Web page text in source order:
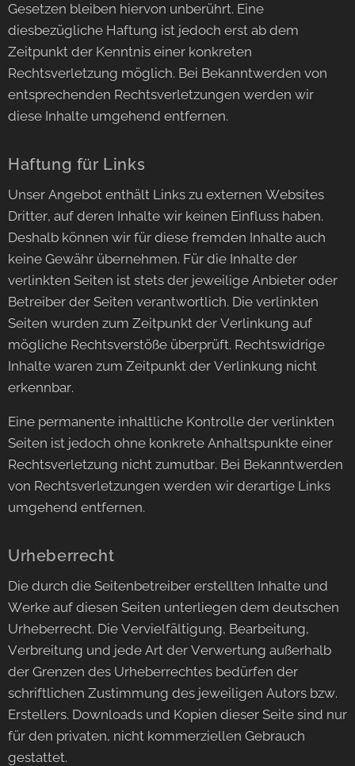
Gesetzen bleiben hiervon unberührt. Eine
diesbezügliche Haftung ist jedoch erst ab dem
Zeitpunkt der Kenntnis einer konkreten
Rechtsverletzung möglich. Bei Bekanntwerden von
entsprechenden Rechtsverletzungen werden wir
diese Inhalte umgehend entfernen.
Haftung für Links
Unser Angebot enthält Links zu externen Websites
Dritter, auf deren Inhalte wir keinen Einfluss haben.
Deshalb können wir für diese fremden Inhalte auch
keine Gewähr übernehmen. Für die Inhalte der
verlinkten Seiten ist stets der jeweilige Anbieter oder
Betreiber der Seiten verantwortlich. Die verlinkten
Seiten wurden zum Zeitpunkt der Verlinkung auf
mögliche Rechtsverstöße überprüft. Rechtswidrige
Inhalte waren zum Zeitpunkt der Verlinkung nicht
erkennbar.
Eine permanente inhaltliche Kontrolle der verlinkten
Seiten ist jedoch ohne konkrete Anhaltspunkte einer
Rechtsverletzung nicht zumutbar. Bei Bekanntwerden
von Rechtsverletzungen werden wir derartige Links
umgehend entfernen.
Urheberrecht
Die durch die Seitenbetreiber erstellten Inhalte und
Werke auf diesen Seiten unterliegen dem deutschen
Urheberrecht. Die Vervielfältigung, Bearbeitung,
Verbreitung und jede Art der Verwertung außerhalb
der Grenzen des Urheberrechtes bedürfen der
schriftlichen Zustimmung des jeweiligen Autors bzw.
Erstellers. Downloads und Kopien dieser Seite sind nur
für den privaten, nicht kommerziellen Gebrauch
gestattet.